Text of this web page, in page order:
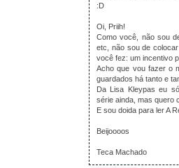
:D
Oi, Priih!
Como você, não sou
etc, não sou de
você fez: um incentivo
Acho que vou fazer o
guardados há tanto e
Da Lisa Kleypas eu
série ainda, mas quero
E sou doida para ler A
Beijoooos
Teca Machado